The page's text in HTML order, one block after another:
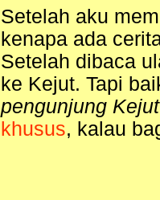
Setelah aku
kenapa ada
Setelah dibaca
ke Kejut. Tapi
pengunjung Kejut
khusus, kalau